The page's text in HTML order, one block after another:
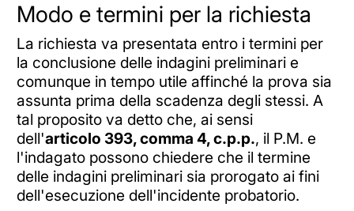
Modo e termini per la richiesta
La richiesta va presentata entro i termini per
la conclusione delle indagini preliminari e
comunque in tempo utile affinché la prova sia
assunta prima della scadenza degli stessi. A
tal proposito va detto che, ai sensi
dell'articolo 393, comma 4, c.p.p., il P.M. e
l'indagato possono chiedere che il termine
delle indagini preliminari sia prorogato ai fini
dell'esecuzione dell'incidente probatorio.